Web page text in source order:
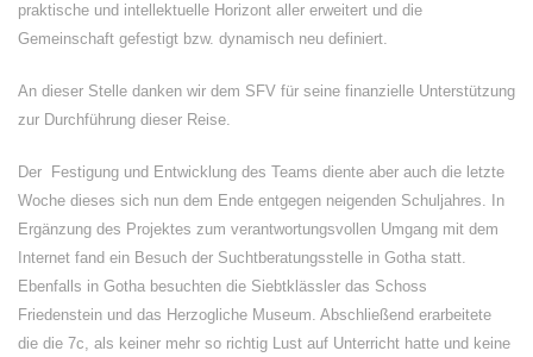
praktische und intellektuelle Horizont aller erweitert und die
Gemeinschaft gefestigt bzw. dynamisch neu definiert.
An dieser Stelle danken wir dem SFV für seine finanzielle Unterstützung
zur Durchführung dieser Reise.
Der Festigung und Entwicklung des Teams diente aber auch die letzte
Woche dieses sich nun dem Ende entgegen neigenden Schuljahres. In
Ergänzung des Projektes zum verantwortungsvollen Umgang mit dem
Internet fand ein Besuch der Suchtberatungsstelle in Gotha statt.
Ebenfalls in Gotha besuchten die Siebtklässler das Schoss
Friedenstein und das Herzogliche Museum. Abschließend erarbeitete
die die 7c, als keiner mehr so richtig Lust auf Unterricht hatte und keine